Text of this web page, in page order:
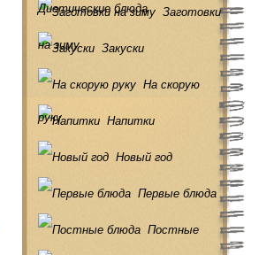
Диетические блюда Заготовки
на зиму Закуски
На скорую
руку Напитки
Новый год
Первые блюда
Постные